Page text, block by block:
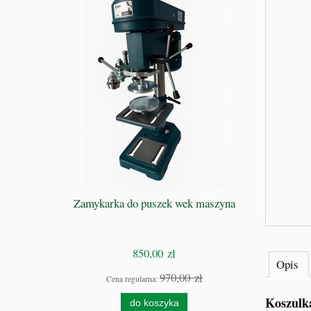
Zamykarka do puszek wek maszyna
850,00 zł
Cena regularna:970,00 zł
do koszyka
Opis